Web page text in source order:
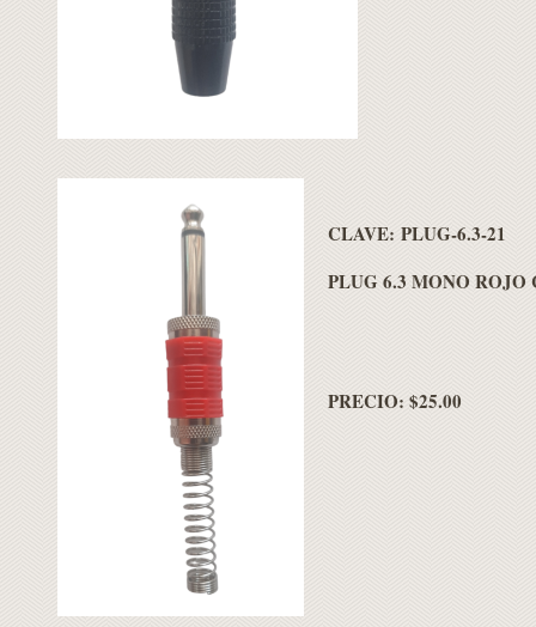
CLAVE: PLUG-6.3-21
PLUG 6.3 MONO ROJO
PRECIO: $25.00